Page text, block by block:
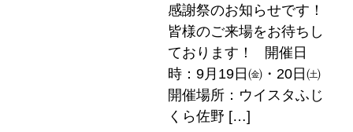
感謝祭のお知らせです！
皆様のご来場をお待ちし
ております！ 開催日
時：9月19日㈮・20日㈯
開催場所：ウイスタふじ
くら佐野 […]